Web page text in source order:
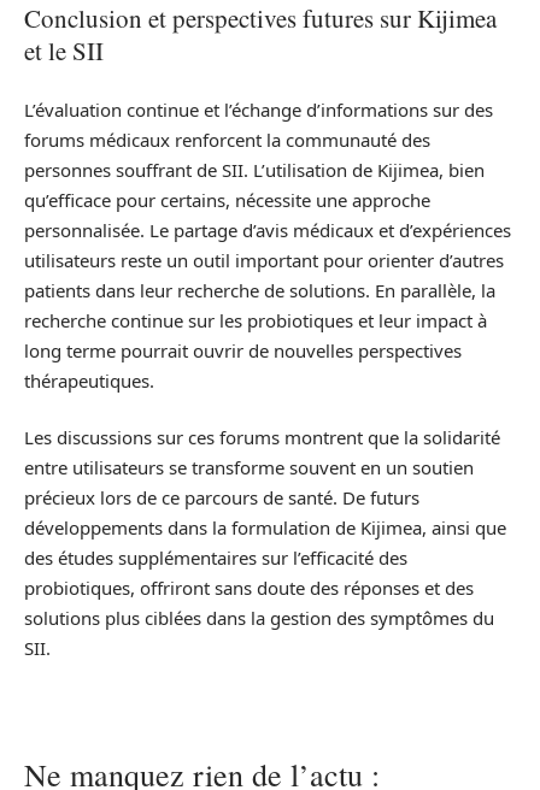
Conclusion et perspectives futures sur Kijimea
et le SII
L’évaluation continue et l’échange d’informations sur des
forums médicaux renforcent la communauté des
personnes souffrant de SII. L’utilisation de Kijimea, bien
qu’efficace pour certains, nécessite une approche
personnalisée. Le partage d’avis médicaux et d’expériences
utilisateurs reste un outil important pour orienter d’autres
patients dans leur recherche de solutions. En parallèle, la
recherche continue sur les probiotiques et leur impact à
long terme pourrait ouvrir de nouvelles perspectives
thérapeutiques.
Les discussions sur ces forums montrent que la solidarité
entre utilisateurs se transforme souvent en un soutien
précieux lors de ce parcours de santé. De futurs
développements dans la formulation de Kijimea, ainsi que
des études supplémentaires sur l’efficacité des
probiotiques, offriront sans doute des réponses et des
solutions plus ciblées dans la gestion des symptômes du
SII.
Ne manquez rien de l’actu :